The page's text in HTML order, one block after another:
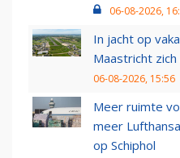
06-08-2026,
In jacht op
Maastricht zich
06-08-2026, 15:56
Meer ruimte
meer
op Schiphol